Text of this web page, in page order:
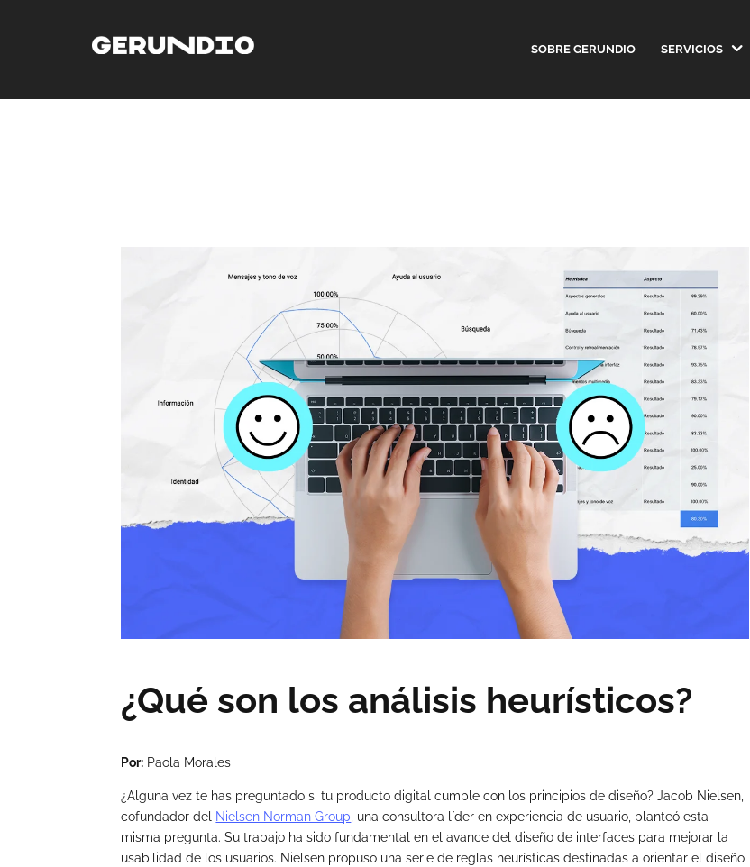
SOBRE GERUNDIO SERVICIOS
¿Qué son los análisis heurísticos?
Por: Paola Morales
¿Alguna vez te has preguntado si tu producto digital cumple con los principios de diseño? Jacob Nielsen,
cofundador del Nielsen Norman Group, una consultora líder en experiencia de usuario, planteó esta
misma pregunta. Su trabajo ha sido fundamental en el avance del diseño de interfaces para mejorar la
usabilidad de los usuarios. Nielsen propuso una serie de reglas heurísticas destinadas a orientar el diseño